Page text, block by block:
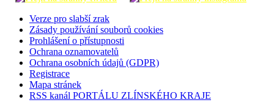
Verze pro slabší zrak
Zásady používání souborů cookies
Prohlášení o přístupnosti
Ochrana oznamovatelů
Ochrana osobních údajů (GDPR)
Registrace
Mapa stránek
RSS kanál PORTÁLU ZLÍNSKÉHO KRAJE